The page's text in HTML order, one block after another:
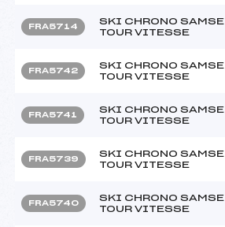
FRA5714
SKI CHRONO SAMSE
TOUR VITESSE
FRA5742
SKI CHRONO SAMSE
TOUR VITESSE
FRA5741
SKI CHRONO SAMSE
TOUR VITESSE
FRA5739
SKI CHRONO SAMSE
TOUR VITESSE
FRA5740
SKI CHRONO SAMSE
TOUR VITESSE